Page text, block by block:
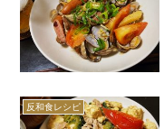
反和食レシピ